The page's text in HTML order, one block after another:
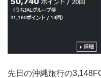
先日の沖縄旅行の